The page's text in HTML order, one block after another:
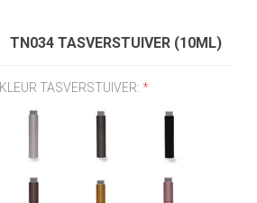
TN034 TASVERSTUIVER (10ML)
KLEUR TASVERSTUIVER: *